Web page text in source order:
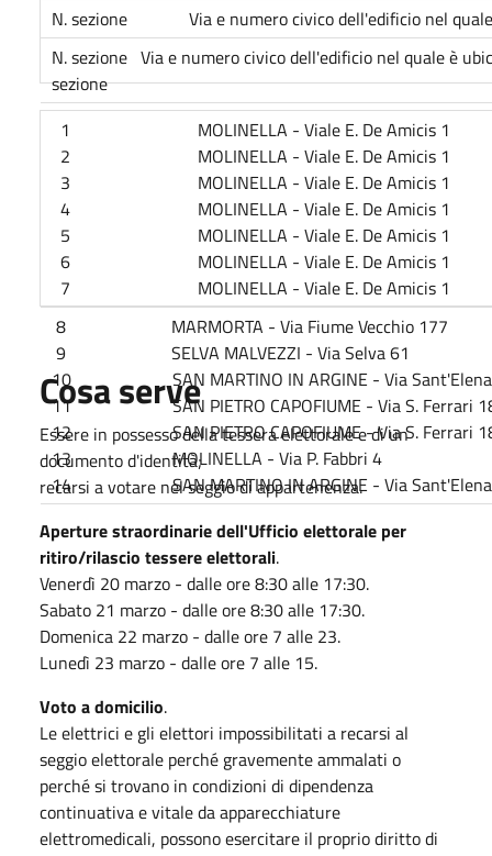
N. sezione Via e numero civico dell'edificio nel quale
N. sezione Via e numero civico dell'edificio nel quale è
sezione
1 MOLINELLA - Viale E. De Amicis 1
2 MOLINELLA - Viale E. De Amicis 1
3 MOLINELLA - Viale E. De Amicis 1
4 MOLINELLA - Viale E. De Amicis 1
5 MOLINELLA - Viale E. De Amicis 1
6 MOLINELLA - Viale E. De Amicis 1
7 MOLINELLA - Viale E. De Amicis 1
8 MARMORTA - Via Fiume Vecchio 177
9 SELVA MALVEZZI - Via Selva 61
10 SAN MARTINO IN ARGINE - Via
11 SAN PIETRO CAPOFIUME - Via S. Ferrari
12 SAN PIETRO CAPOFIUME - Via S. Ferrari
13 MOLINELLA - Via P. Fabbri 4
14 SAN MARTINO IN ARGINE - Via
Cosa serve
Essere in possesso della tessera elettorale e di un
documento d'identità;
recarsi a votare nel seggio di appartenenza.
Aperture straordinarie dell'Ufficio elettorale per
ritiro/rilascio tessere elettorali.
Venerdì 20 marzo - dalle ore 8:30 alle 17:30.
Sabato 21 marzo - dalle ore 8:30 alle 17:30.
Domenica 22 marzo - dalle ore 7 alle 23.
Lunedì 23 marzo - dalle ore 7 alle 15.
Voto a domicilio.
Le elettrici e gli elettori impossibilitati a recarsi al
seggio elettorale perché gravemente ammalati o
perché si trovano in condizioni di dipendenza
continuativa e vitale da apparecchiature
elettromedicali, possono esercitare il proprio diritto di